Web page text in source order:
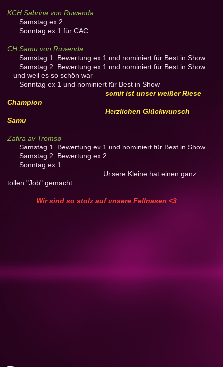
KCH Sabrina von Ruwenda
Samstag ex 2
Sonntag ex 1 für CAC
CH Samu von Ruwenda
Samstag 1. Bewertung ex 1 und nominiert für Best in Show
Samstag 2. Bewertung ex 1 und nominiert für Best in Show
und weil es so schön war
Sonntag ex 1 und nominiert für Best in Show
somit ist unser weißer Riese
Champion
Herzlichen Glückwunsch
Samu
Zafira av Tromsø
Samstag 1. Bewertung ex 1 und nominiert für Best in Show
Samstag 2. Bewertung ex 2
Sonntag ex 1
Unsere Kleine hat einen ganz
tollen "Job" gemacht
Wir sind so stolz auf unsere Fellnasen <3